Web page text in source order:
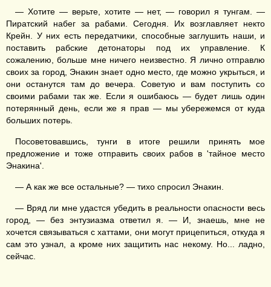
— Хотите — верьте, хотите — нет, — говорил я тунгам. —
Пиратский набег за рабами. Сегодня. Их возглавляет некто
Крейн. У них есть передатчики, способные заглушить наши, и
поставить рабские детонаторы под их управление. К
сожалению, больше мне ничего неизвестно. Я лично отправлю
своих за город, Энакин знает одно место, где можно укрыться, и
они останутся там до вечера. Советую и вам поступить со
своими рабами так же. Если я ошибаюсь — будет лишь один
потерянный день, если же я прав — мы убережемся от куда
больших потерь.
Посоветовавшись, тунги в итоге решили принять мое
предложение и тоже отправить своих рабов в 'тайное место
Энакина'.
— А как же все остальные? — тихо спросил Энакин.
— Вряд ли мне удастся убедить в реальности опасности весь
город, — без энтузиазма ответил я. — И, знаешь, мне не
хочется связываться с хаттами, они могут прицепиться, откуда я
сам это узнал, а кроме них защитить нас некому. Но... ладно,
сейчас.